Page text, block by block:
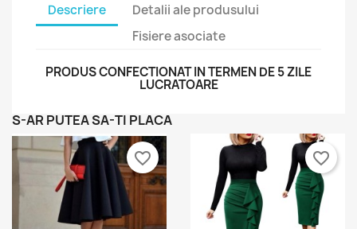
Descriere
Detalii ale produsului
Fisiere asociate
PRODUS CONFECTIONAT IN TERMEN DE 5 ZILE
LUCRATOARE
S-AR PUTEA SA-TI PLACA
favorite_border favorite_border